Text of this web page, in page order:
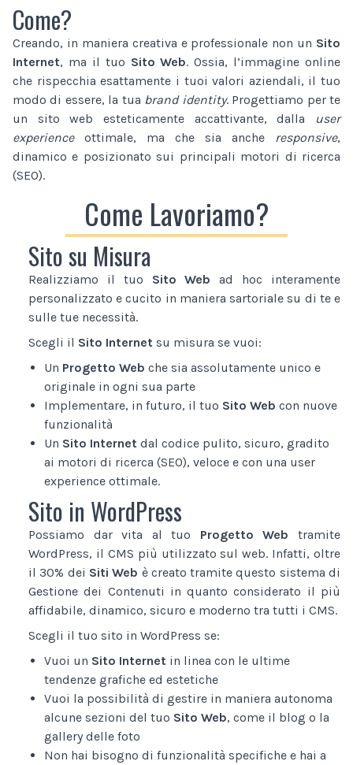
Come?
Creando, in maniera creativa e professionale non un Sito
Internet, ma il tuo Sito Web. Ossia, l’immagine online
che rispecchia esattamente i tuoi valori aziendali, il tuo
modo di essere, la tua brand identity. Progettiamo per te
un sito web esteticamente accattivante, dalla
user
experienceottimale, ma che sia anche responsive,
dinamico e posizionato sui principali motori di ricerca
(SEO).
Come Lavoriamo?
Sito su Misura
Realizziamo il tuo Sito Web ad hoc interamente
personalizzato e cucito in maniera sartoriale su di te e
sulle tue necessità.
Scegli il Sito Internet su misura se vuoi:
Un Progetto Web che sia assolutamente unico e
originale in ogni sua parte
Implementare, in futuro, il tuo Sito Web con nuove
funzionalità
Un Sito Internet dal codice pulito, sicuro, gradito
ai motori di ricerca (SEO), veloce e con una user
experience ottimale.
Sito in WordPress
Possiamo dar vita al tuo Progetto Web tramite
WordPress, il CMS più utilizzato sul web. Infatti, oltre
il 30% dei Siti Web è creato tramite questo sistema di
Gestione dei Contenuti in quanto considerato il più
affidabile, dinamico, sicuro e moderno tra tutti i CMS.
Scegli il tuo sito in WordPress se:
Vuoi un Sito Internet in linea con le ultime
tendenze grafiche ed estetiche
Vuoi la possibilità di gestire in maniera autonoma
alcune sezioni del tuo Sito Web, come il blog o la
gallery delle foto
Non hai bisogno di funzionalità specifiche e hai a